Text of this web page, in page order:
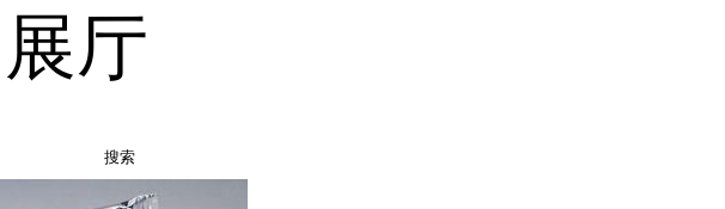
厅
搜索